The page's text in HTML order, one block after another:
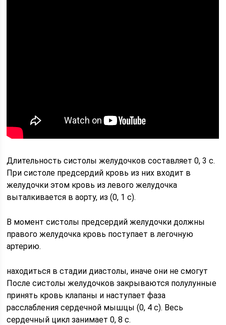
Длительность систолы желудочков составляет 0, 3 с.
При систоле предсердий кровь из них входит в
желудочки этом кровь из левого желудочка
выталкивается в аорту, из (0, 1 с).
В момент систолы предсердий желудочки должны
правого желудочка кровь поступает в легочную
артерию.
находиться в стадии диастолы, иначе они не смогут
После систолы желудочков закрываются полулунные
принять кровь клапаны и наступает фаза
расслабления сердечной мышцы (0, 4 с). Весь
сердечный цикл занимает 0, 8 с.